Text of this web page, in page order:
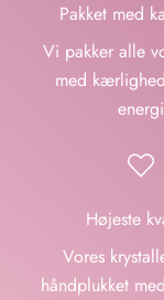
Pakket med
Vi pakker alle
med
energi
Højeste
Vores
håndplukket